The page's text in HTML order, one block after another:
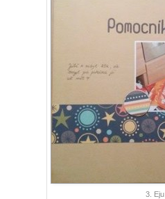
3. Eju